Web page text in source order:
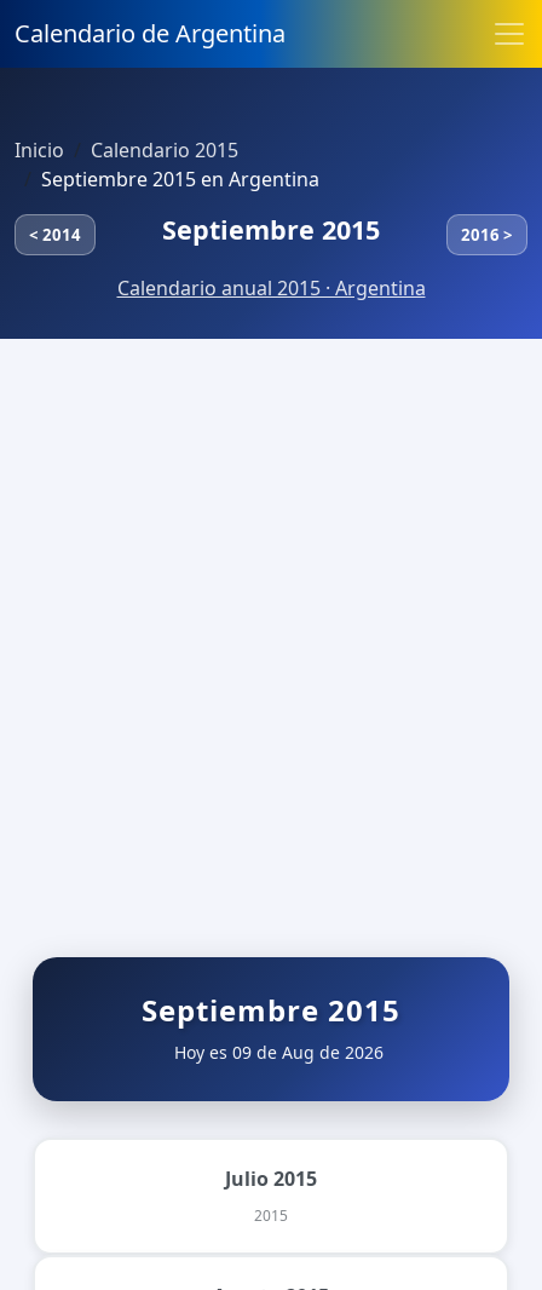
Calendario de Argentina
Inicio
Calendario 2015
Septiembre 2015 en Argentina
< 2014 Septiembre 2015 2016 >
Calendario anual 2015 · Argentina
Septiembre 2015
Hoy es 09 de Aug de 2026
Julio 2015
2015